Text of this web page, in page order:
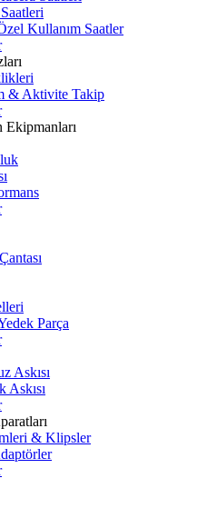
Kullanım Saatler
& Aktivite Takip
Parça
Askısı
Askısı
& Klipsler